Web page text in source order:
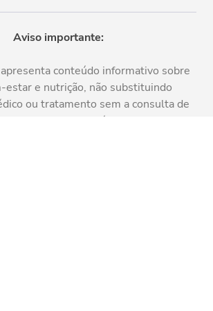
Aviso importante:
conteúdo informativo sobre
estar e nutrição, não substituindo
ou tratamento sem a consulta de
um profissional da saúde.